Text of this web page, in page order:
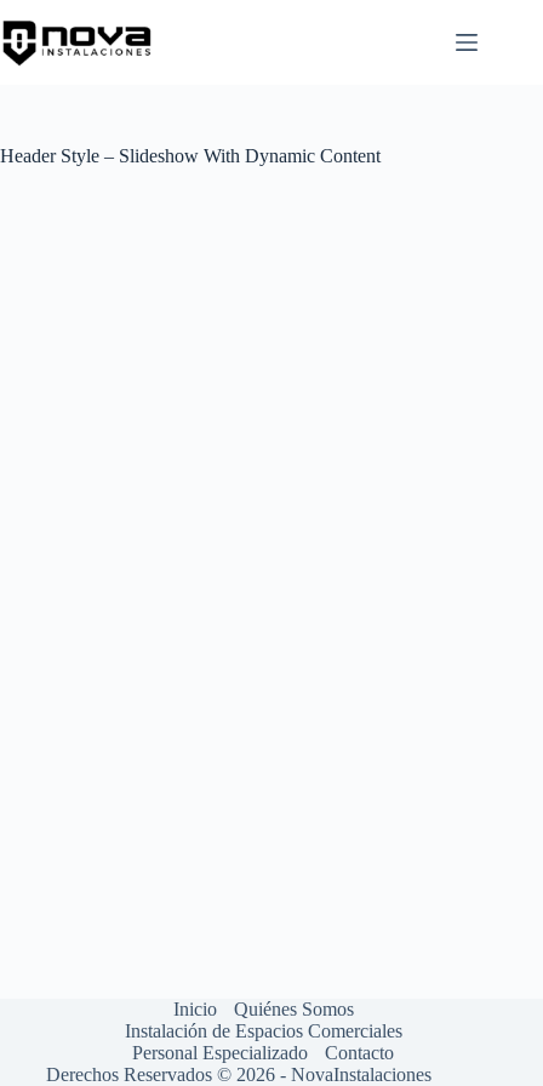
to
content
Header Style – Slideshow With Dynamic Content
Inicio
Quiénes Somos
Instalación de Espacios Comerciales
Personal Especializado
Contacto
Derechos Reservados © 2026 - NovaInstalaciones